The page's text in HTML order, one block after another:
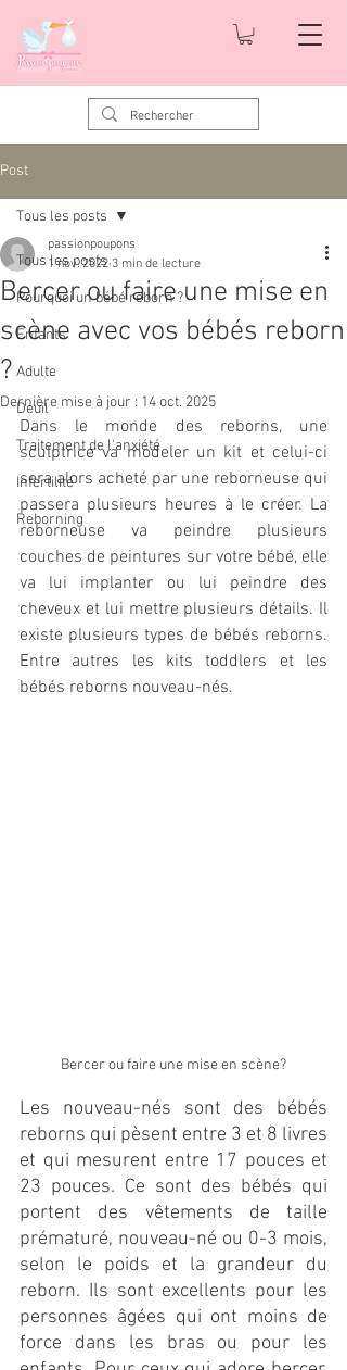
Post
Tous les posts
Pourquoi un bébé reborn ?
Enfants
Adulte
Deuil
Traitement de l'anxiété
Infertilité
Reborning
Tous les posts
Bercer ou faire une mise en
scène avec vos bébés reborn
?
passionpoupons
1 nov. 2022 3 min de lecture
Dernière mise à jour : 14 oct. 2025
Dans le monde des reborns, une
sculptrice va modeler un kit et celui-ci
sera alors acheté par une reborneuse qui
passera plusieurs heures à le créer. La
reborneuse va peindre plusieurs
couches de peintures sur votre bébé, elle
va lui implanter ou lui peindre des
cheveux et lui mettre plusieurs détails. Il
existe plusieurs types de bébés reborns.
Entre autres les kits toddlers et les
bébés reborns nouveau-nés.
Bercer ou faire une mise en scène?
Les nouveau-nés sont des bébés
reborns qui pèsent entre 3 et 8 livres
et qui mesurent entre 17 pouces et
23 pouces. Ce sont des bébés qui
portent des vêtements de taille
prématuré, nouveau-né ou 0-3 mois,
selon le poids et la grandeur du
reborn. Ils sont excellents pour les
personnes âgées qui ont moins de
force dans les bras ou pour les